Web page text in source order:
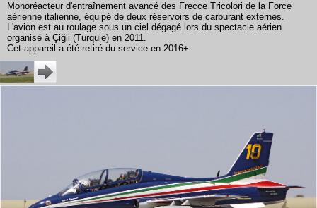
Monoréacteur d'entraînement avancé des Frecce Tricolori de la Force
aérienne italienne, équipé de deux réservoirs de carburant externes.
L'avion est au roulage sous un ciel dégagé lors du spectacle aérien
organisé à Çiğli (Turquie) en 2011.
Cet appareil a été retiré du service en 2016+.